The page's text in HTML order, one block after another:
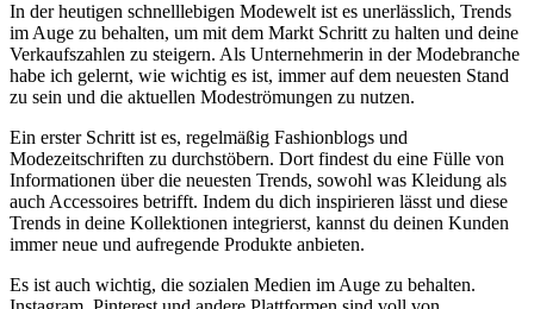
In der heutigen schnelllebigen Modewelt ist es unerlässlich, Trends
im Auge zu behalten, um mit dem Markt Schritt zu halten und deine
Verkaufszahlen zu steigern. Als Unternehmerin in der Modebranche
habe ich gelernt, wie wichtig es ist, immer auf dem neuesten Stand
zu sein und die aktuellen Modeströmungen zu nutzen.
Ein erster Schritt ist es, regelmäßig Fashionblogs und
Modezeitschriften zu durchstöbern. Dort findest du eine Fülle von
Informationen über die neuesten Trends, sowohl was Kleidung als
auch Accessoires betrifft. Indem du dich inspirieren lässt und diese
Trends in deine Kollektionen integrierst, kannst du deinen Kunden
immer neue und aufregende Produkte anbieten.
Es ist auch wichtig, die sozialen Medien im Auge zu behalten.